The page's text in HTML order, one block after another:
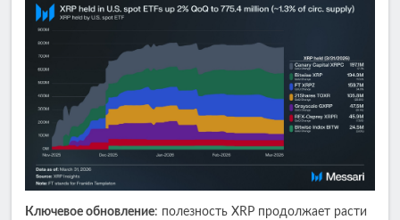
Ключевое обновление: полезность XRP продолжает расти